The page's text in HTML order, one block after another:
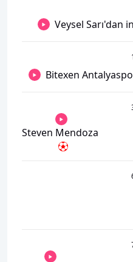
Veysel Sarı'dan
Bitexen
Steven Mendoza